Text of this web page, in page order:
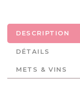
DESCRIPTION
DÉTAILS
METS & VINS